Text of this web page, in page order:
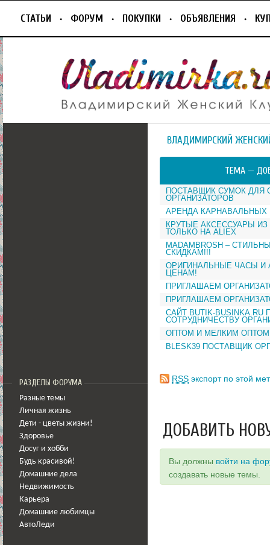
СТАТЬИ ФОРУМ ПОКУПКИ ОБЪЯВЛЕНИЯ
РАЗДЕЛЫ ФОРУМА
Разные темы
Личная жизнь
Дети - цветы жизни!
Здоровье
Досуг и хобби
Будь красивой!
Домашние дела
Недвижимость
Карьера
Домашние любимцы
АвтоЛеди
ВЛАДИМИРСКИЙ
ТЕМА —
ПОСТАВЩИК СУМОК ДЛЯ
ОРГАНИЗАТОРОВ
АРЕНДА
КРУТЫЕ АКСЕССУАРЫ
ТОЛЬКО НА ALIEX
MADAMBROSH –
СКИДКАМ!!!
ОРИГИНАЛЬНЫЕ ЧАСЫ И
ЦЕНАМ!
ПРИГЛАШАЕМ
ПРИГЛАШАЕМ
САЙТ BUTIK-
СОТРУДНИЧЕСТВУ
ОПТОМ И МЕЛКИМ
BLESK39 ПОСТАВЩИК
RSS экспорт по этой
ДОБАВИТЬ
Вы должны войти на
создавать новые темы.